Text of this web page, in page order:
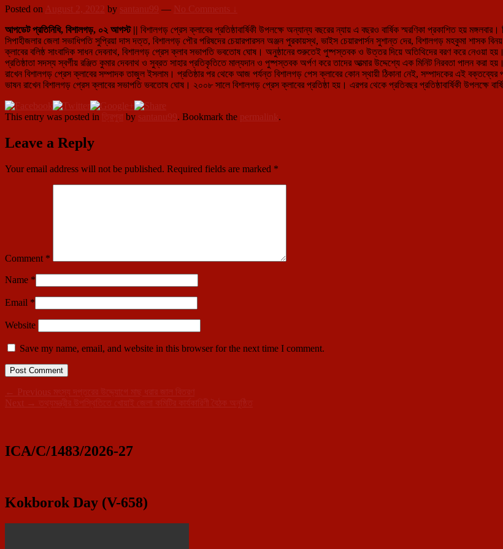
Posted on August 2, 2022 by santanu99 — No Comments ↓
আপডেট প্রতিনিধি, বিশালগড়, ০২ আগস্ট || বিশালগড় প্রেস ক্লাবের প্রতিষ্ঠাবার্ষিকী উপলক্ষে অন্যান্য বছরের ন্যায় এ বছরও বার্ষিক স্মরণিকা প্রকাশিত হয়
সিপাহীজলার জেলা সভাধিপতি সুপ্রিয়া দাস দত্ত, বিশালগড় পৌর পরিষদের চেয়ারপারসন অঞ্জন পুরকায়স্থ, ভাইস চেয়ারপার্সন সুশান্ত দের, বিশালগড় মহকুমা শাসক বিনয়
ক্লাবের বলিষ্ঠ সাংবাদিক সাধন দেবনাথ, বিশালগড় প্রেস ক্লাব সভাপতি ভবতোষ ঘোষ। অনুষ্ঠানের শুরুতেই পুষ্পস্তবক ও উত্তর দিয়ে অতিথিদের বরণ করে নেওয়া
প্রতিষ্ঠাতা সদস্য স্বর্গীয় রঞ্জিত কুমার দেবনাথ ও সুব্রত সাহার প্রতিকৃতিতে মাল্যদান ও পুষ্পস্তবক অর্পণ করে তাদের আত্মার উদ্দেশ্যে এক মিনিট নিরবতা পালন
রাখেন বিশালগড় প্রেস ক্লাবের সম্পাদক তাজুল ইসলাম। প্রতিষ্ঠার পর থেকে আজ পর্যন্ত বিশালগড় পেস ক্লাবের কোন স্থায়ী ঠিকানা নেই, সম্পাদকের এই
ভাষন রাখেন বিশালগড় প্রেস ক্লাবের সভাপতি ভবতোষ ঘোষ। ২০০৮ সালে বিশালগড় প্রেস ক্লাবের প্রতিষ্ঠা হয়। এরপর থেকে প্রতিবছর প্রতিষ্ঠাবার্ষিকী উপলক্ষে
This entry was posted in ত্রিপুরা by santanu99. Bookmark the permalink.
Leave a Reply
Your email address will not be published. Required fields are marked *
Comment *
Name *
Email *
Website
Save my name, email, and website in this browser for the next time I comment.
Post
navigation
← Previous
Previous
post:
মৎস্য দপ্তরের উদ্দ্যোগে মাছ ধরার জাল বিতরণ
Next →
Next
তথ্যমন্ত্রীর উপস্থিতিতে খোয়াই জেলা কমিটির কার্যকারিণী বৈঠক অনুষ্ঠিত
Widget
ICA/C/1483/2026-27
Kokborok Day (V-658)